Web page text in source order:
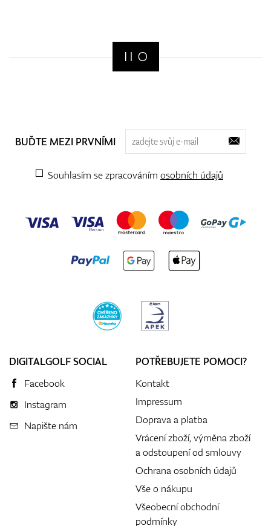
BUĎTE MEZI PRVNÍMI
Souhlasím se zpracováním osobních údajů
DIGITALGOLF SOCIAL
Facebook
Instagram
Napište nám
POTŘEBUJETE POMOCI?
Kontakt
Impressum
Doprava a platba
Vrácení zboží, výměna zboží
a odstoupení od smlouvy
Ochrana osobních údajů
Vše o nákupu
Všeobecní obchodní
podmínky